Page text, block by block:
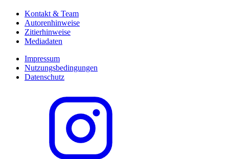
Kontakt & Team
Autorenhinweise
Zitierhinweise
Mediadaten
Impressum
Nutzungsbedingungen
Datenschutz